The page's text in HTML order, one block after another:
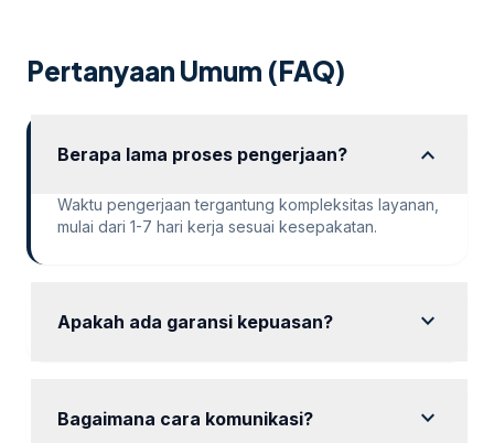
cukup? Atau […]
Pertanyaan Umum (FAQ)
Berapa lama proses pengerjaan? expand_more
Waktu pengerjaan tergantung kompleksitas layanan,
mulai dari 1-7 hari kerja sesuai kesepakatan.
Apakah ada garansi kepuasan? expand_more
Bagaimana cara komunikasi? expand_more